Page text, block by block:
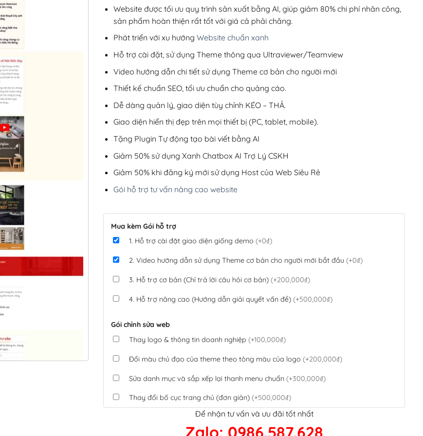
200,000₫.
Website được tối ưu quy trình sản xuất bằng AI, giúp giảm 80% chi phí nhân công,
sản phẩm hoàn thiện rất tốt với giá cả phải chăng.
Phát triển với xu hướng Website chuẩn xanh
Hỗ trợ cài đặt, sử dụng Theme thông qua Ultraviewer/Teamview
Video hướng dẫn chi tiết sử dụng Theme cơ bản cho người mới
Thiết kế chuẩn SEO, tối ưu chuẩn cho quảng cáo.
Dễ dàng quản lý, giao diện tùy chỉnh KÉO – THẢ.
Giao diện hiển thị đẹp trên mọi thiết bị (PC, tablet, mobile).
Tặng Plugin Tự động tạo bài viết bằng AI
Giảm 50% sử dụng Xanh Chatbox AI Trợ Lý CSKH
Giảm 50% khi đăng ký mới sử dụng Host của Web Siêu Rẻ
Gói hỗ trợ tư vấn nâng cao website
Mua kèm Gói hỗ trợ
1. Hỗ trợ cài đặt giao diện giống demo (+0₫)
2. Video hướng dẫn sử dụng Theme cơ bản cho người mới bắt đầu (+0₫)
3. Hỗ trợ cơ bản (Chỉ trả lời câu hỏi cơ bản) (+200,000₫)
4. Hỗ trợ nâng cao (Hướng dẫn giải quyết vấn đề) (+500,000₫)
Gói chỉnh sửa web
Thay logo & thông tin doanh nghiệp (+100,000₫)
Đổi màu chủ đạo của theme theo tông màu của logo (+200,000₫)
Sửa danh mục và sắp xếp lại thanh menu chuẩn (+300,000₫)
Thay đổi bố cục trang chủ (đơn giản) (+500,000₫)
Tích hợp thanh toán QR Code ngân hàng(+100,000₫)
Để nhận tư vấn và ưu đãi tốt nhất
Zalo: 0986.587.628